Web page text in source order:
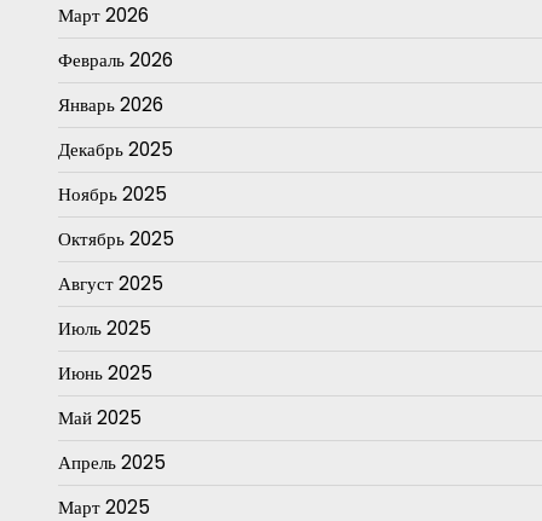
Март 2026
Февраль 2026
Январь 2026
Декабрь 2025
Ноябрь 2025
Октябрь 2025
Август 2025
Июль 2025
Июнь 2025
Май 2025
Апрель 2025
Март 2025